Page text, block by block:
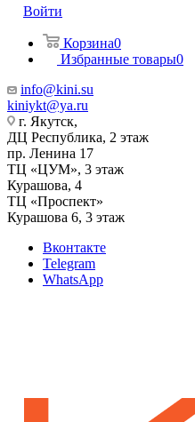
Войти
Корзина0
Избранные товары0
info@kini.su
kiniykt@ya.ru
г. Якутск, ​‌
ДЦ Республика, 2 этаж
‌‌пр. Ленина 17
‌ТЦ «ЦУМ», 3 этаж
‌Курашова, 4
ТЦ «Проспект»
Курашова 6, 3 этаж
Вконтакте
Telegram
WhatsApp